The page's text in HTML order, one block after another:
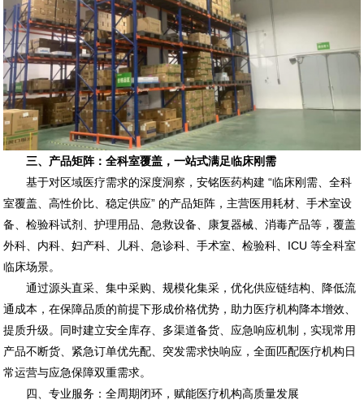
三、产品矩阵：全科室覆盖，一站式满足临床刚需
基于对区域医疗需求的深度洞察，安铭医药构建 “临床刚需、全科
室覆盖、高性价比、稳定供应” 的产品矩阵，主营医用耗材、手术室设
备、检验科试剂、护理用品、急救设备、康复器械、消毒产品等，覆盖
外科、内科、妇产科、儿科、急诊科、手术室、检验科、ICU 等全科室
临床场景。
通过源头直采、集中采购、规模化集采，优化供应链结构、降低流
通成本，在保障品质的前提下形成价格优势，助力医疗机构降本增效、
提质升级。同时建立安全库存、多渠道备货、应急响应机制，实现常用
产品不断货、紧急订单优先配、突发需求快响应，全面匹配医疗机构日
常运营与应急保障双重需求。
四、专业服务：全周期闭环，赋能医疗机构高质量发展